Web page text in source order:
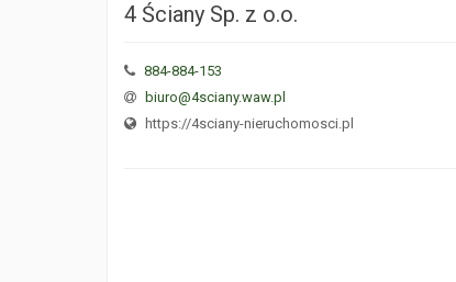
4 Ściany Sp. z o.o.
884-884-153
biuro@4sciany.waw.pl
https://4sciany-nieruchomosci.pl